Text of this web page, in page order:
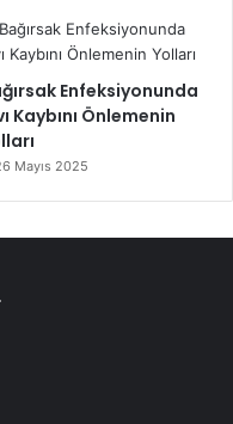
Enfeksiyonunda
Kaybını Önlemenin
Mayıs 2025